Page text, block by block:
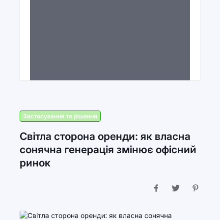
Застосування та рішення
Світла сторона оренди: як власна
сонячна генерація змінює офісний
ринок